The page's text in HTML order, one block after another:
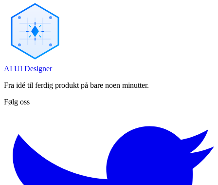
AI UI Designer
Fra idé til ferdig produkt på bare noen minutter.
Følg oss